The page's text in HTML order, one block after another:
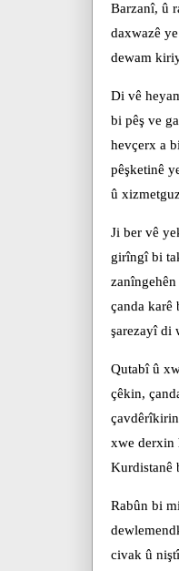
Barzanî, û
daxwazê
dewam
Di vê
bi pêş ve
hevçerx a
pêşketinê
û
Ji ber vê
girîngî bi
çanda karê
şarezayî di
Qutabî û
çêkin,
xwe derxin
Kurdistanê
Rabûn bi
civak û